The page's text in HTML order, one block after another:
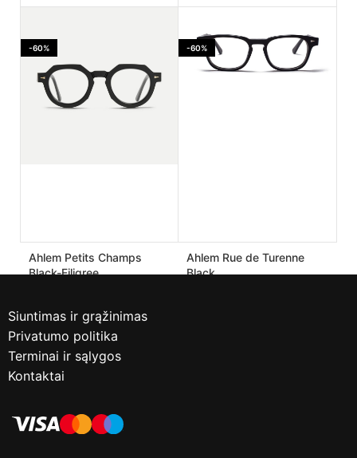
light
425.00€ 170.00€
Dustlight
455.00€ 182.00€
-60%
Ahlem Petits Champs
Black-Filigree
-60%
Ahlem Rue de Turenne
Black
Siuntimas ir grąžinimas
Privatumo politika
Terminai ir sąlygos
Kontaktai